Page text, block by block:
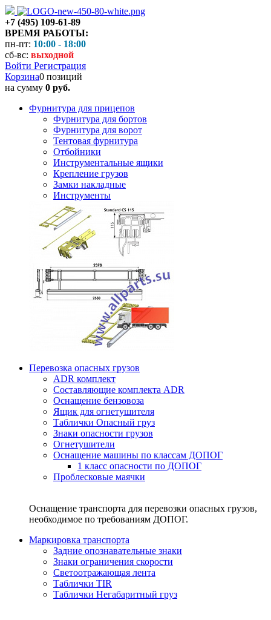
+7 (495) 109-61-89
ВРЕМЯ РАБОТЫ:
пн-пт: 10:00 - 18:00
сб-вс: выходной
Войти Регистрация
Корзина0 позиций
на сумму 0 руб.
Фурнитура для прицепов
Фурнитура для бортов
Фурнитура для ворот
Тентовая фурнитура
Отбойники
Инструментальные ящики
Крепление грузов
Замки накладные
Инструменты
Перевозка опасных грузов
ADR комплект
Составляющие комплекта ADR
Оснащение бензовоза
Ящик для огнетушителя
Таблички Опасный груз
Знаки опасности грузов
Огнетушители
Оснащение машины по классам ДОПОГ
1 класс опасности по ДОПОГ
Проблесковые маячки
Оснащение транспорта для перевозки опасных грузов,
необходимое по требованиям ДОПОГ.
Маркировка транспорта
Задние опознавательные знаки
Знаки ограничения скорости
Светоотражающая лента
Таблички TIR
Таблички Негабаритный груз